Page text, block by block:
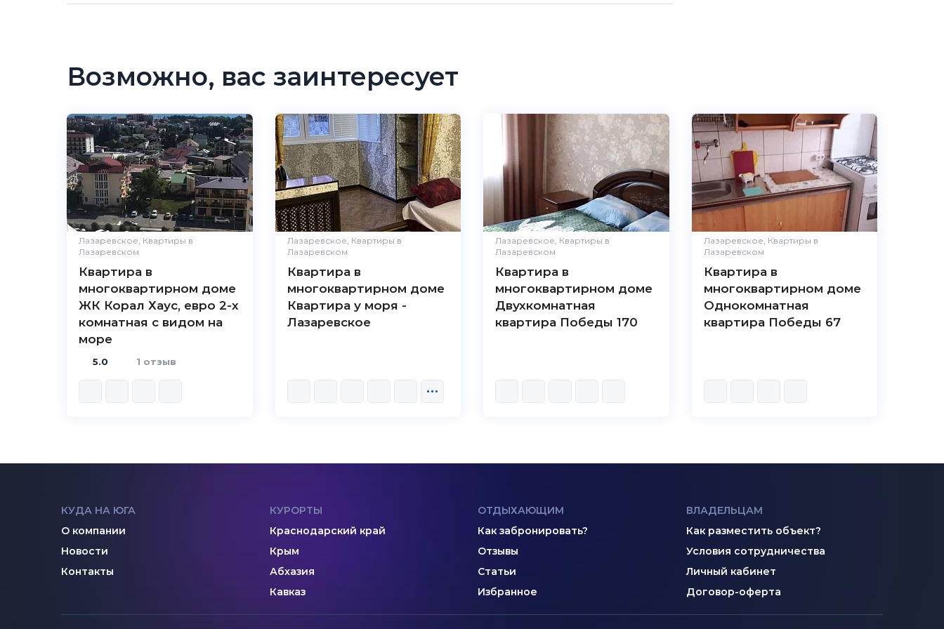
Возможно, вас заинтересует
Лазаревское, Квартиры в
Лазаревском
Квартира в
многоквартирном доме
ЖК Корал Хаус, евро 2-х
комнатная с видом на
море
5.0 Чистота Великолепно
Комфорт Великолепно
Расположение Великолепно
Удобства Великолепно
Цена /
качество
Великолепно
5.0 1 отзыв
Лазаревское, Квартиры в
Лазаревском
Квартира в
многоквартирном доме
Квартира у моря -
Лазаревское
Лазаревское, Квартиры в
Лазаревском
Квартира в
многоквартирном доме
Двухкомнатная
квартира Победы 170
Лазаревское, Квартиры в
Лазаревском
Квартира в
многоквартирном доме
Однокомнатная
квартира Победы 67
КУДА НА ЮГА
О компании
Новости
Контакты
КУРОРТЫ
Краснодарский край
Крым
Абхазия
Кавказ
ОТДЫХАЮЩИМ
Как забронировать?
Отзывы
Статьи
Избранное
ВЛАДЕЛЬЦАМ
Как разместить объект?
Условия сотрудничества
Личный кабинет
Договор-оферта